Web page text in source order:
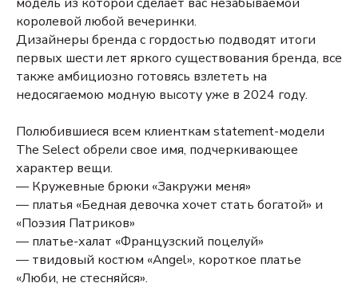
королевой любой вечеринки.
Дизайнеры бренда с гордостью подводят итоги
первых шести лет яркого существования бренда, все
также амбициозно готовясь взлететь на
недосягаемою модную высоту уже в 2024 году.
Полюбившиеся всем клиенткам statement-модели
The Select обрели свое имя, подчеркивающее
характер вещи.
— Кружевные брюки «Закружи меня»
— платья «Бедная девочка хочет стать богатой» и
«Поэзия Патриков»
— платье-халат «Французский поцелуй»
— твидовый костюм «Angel», короткое платье
«Люби, не стесняйся».